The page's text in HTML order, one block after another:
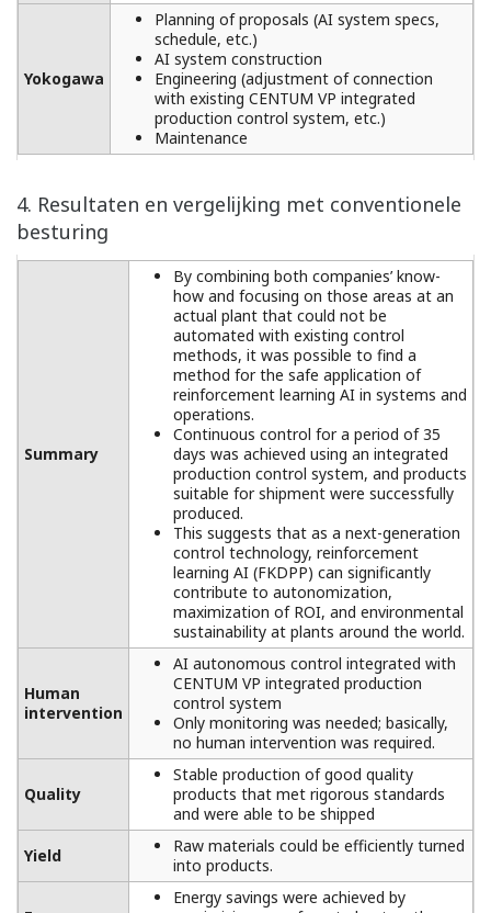
Yokogawa
Planning of proposals (AI system specs,
schedule, etc.)
AI system construction
Engineering (adjustment of connection
with existing CENTUM VP integrated
production control system, etc.)
Maintenance
4. Resultaten en vergelijking met conventionele
besturing
Summary
By combining both companies’ know-
how and focusing on those areas at an
actual plant that could not be
automated with existing control
methods, it was possible to find a
method for the safe application of
reinforcement learning AI in systems and
operations.
Continuous control for a period of 35
days was achieved using an integrated
production control system, and products
suitable for shipment were successfully
produced.
This suggests that as a next-generation
control technology, reinforcement
learning AI (FKDPP) can significantly
contribute to autonomization,
maximization of ROI, and environmental
sustainability at plants around the world.
Human
intervention
AI autonomous control integrated with
CENTUM VP integrated production
control system
Only monitoring was needed; basically,
no human intervention was required.
Quality
Stable production of good quality
products that met rigorous standards
and were able to be shipped
Yield
Raw materials could be efficiently turned
into products.
Energy savings were achieved by